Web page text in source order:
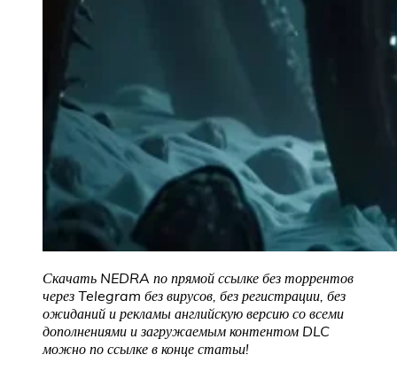
Скачать NEDRA по прямой ссылке без торрентов
через Telegram без вирусов, без регистрации, без
ожиданий и рекламы английскую версию со всеми
дополнениями и загружаемым контентом DLC
можно по ссылке в конце статьи!